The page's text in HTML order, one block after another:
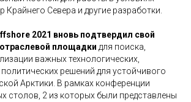
Крайнего Севера и другие разработки.
2021 вновь подтвердил свой
площадки для поиска,
важных технологических,
решений для устойчивого
Арктики. В рамках конференции
столов, 2 из которых были представлены